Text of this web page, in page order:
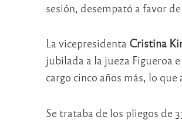
sesión, desempató a favor
La vicepresidenta Cristina
jubilada a la jueza Figueroa
cargo cinco años más, lo
Se trataba de los pliegos de